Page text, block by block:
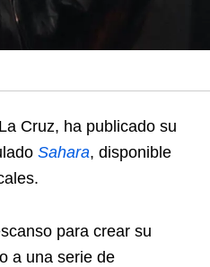
La Cruz, ha publicado su
Sahara, disponible
para crear su
a una serie de